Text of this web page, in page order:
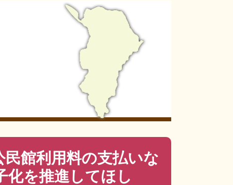
民館利用料の支払いな
化を推進してほし